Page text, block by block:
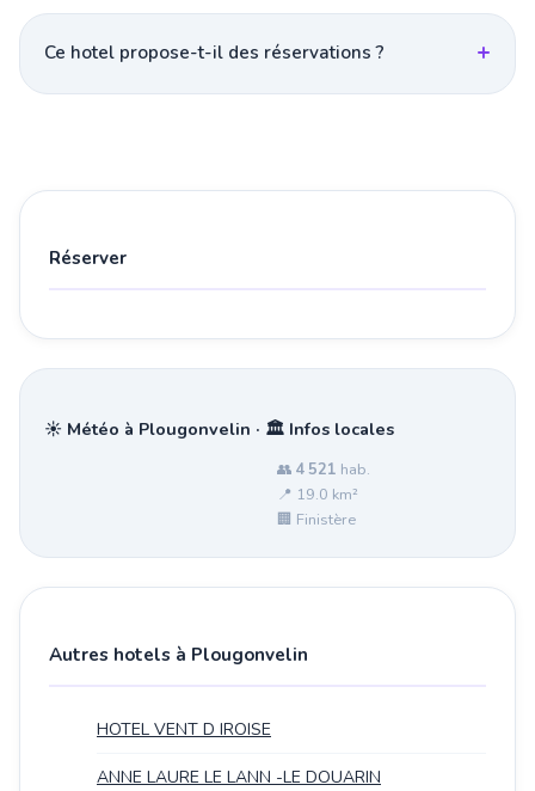
Ce hotel propose-t-il des réservations ?
Réserver
☀️ Météo à Plougonvelin · 🏛️ Infos locales
👥 4 521 hab.
📍 19.0 km²
🏢 Finistère
Autres hotels à Plougonvelin
HOTEL VENT D IROISE
ANNE LAURE LE LANN -LE DOUARIN